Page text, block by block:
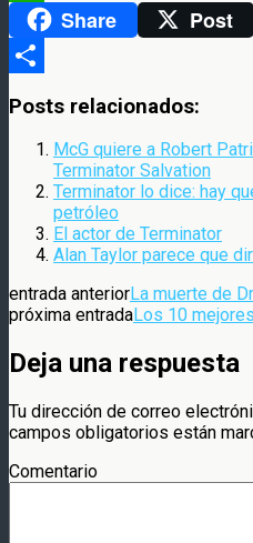
WhatsAppShare Post
Posts relacionados:
McG quiere a Robert
Terminator Salvation
Terminator lo dice: hay
petróleo
El actor de Terminator
Alan Taylor parece que
entrada anteriorLa muerte de
próxima entradaLos 10
Deja una respuesta
Tu dirección de correo
campos obligatorios están
Comentario